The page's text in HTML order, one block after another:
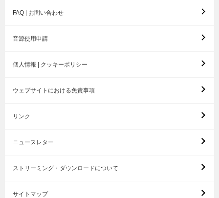
FAQ | お問い合わせ
音源使用申請
個人情報 | クッキーポリシー
ウェブサイトにおける免責事項
リンク
ニュースレター
ストリーミング・ダウンロードについて
サイトマップ